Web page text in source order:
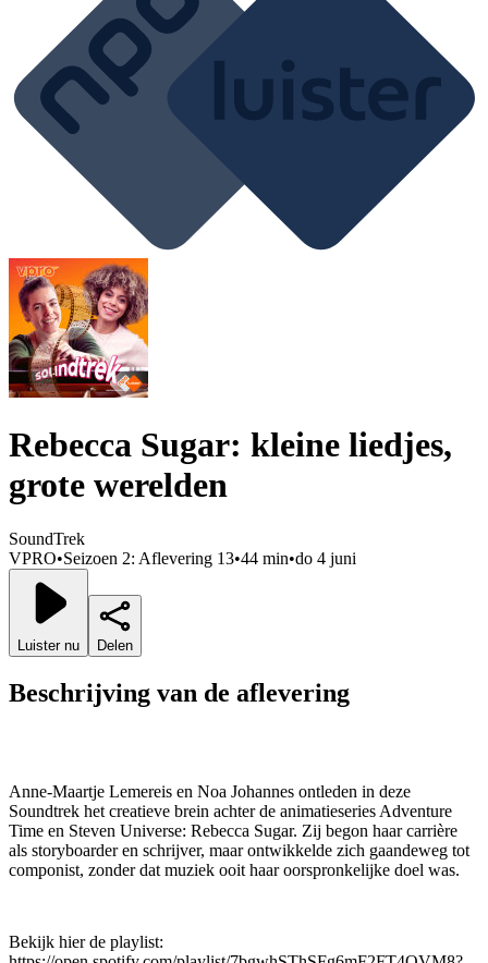
Rebecca Sugar: kleine liedjes,
grote werelden
SoundTrek
VPRO•Seizoen 2: Aflevering 13•44 min•do 4 juni
Luister nu Delen
Beschrijving van de aflevering
Anne-Maartje Lemereis en Noa Johannes ontleden in deze
Soundtrek het creatieve brein achter de animatieseries Adventure
Time en Steven Universe: Rebecca Sugar. Zij begon haar carrière
als storyboarder en schrijver, maar ontwikkelde zich gaandeweg tot
componist, zonder dat muziek ooit haar oorspronkelijke doel was.
Bekijk hier de playlist: